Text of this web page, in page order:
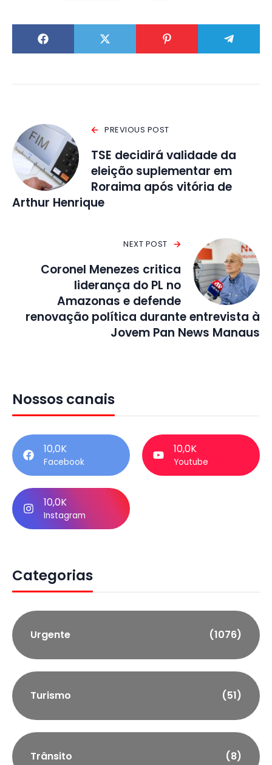
PREVIOUS POST
TSE decidirá validade da
eleição suplementar em
Roraima após vitória de
Arthur Henrique
NEXT POST
Coronel Menezes critica
liderança do PL no
Amazonas e defende
renovação política durante entrevista à
Jovem Pan News Manaus
Nossos canais
10,0K
Facebook
10,0K
Youtube
10,0K
Instagram
Categorias
Urgente (1076)
Turismo (51)
Trânsito (8)